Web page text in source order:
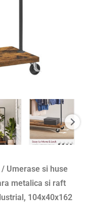
/ Umerase si huse
metalica si raft
104x40x162